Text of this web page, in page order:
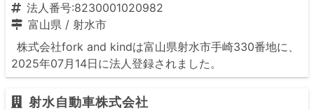
法人番号:8230001020982
富山県 / 射水市
株式会社fork and kindは富山県射水市手崎330番地に、
2025年07月14日に法人登録されました。
射水自動車株式会社